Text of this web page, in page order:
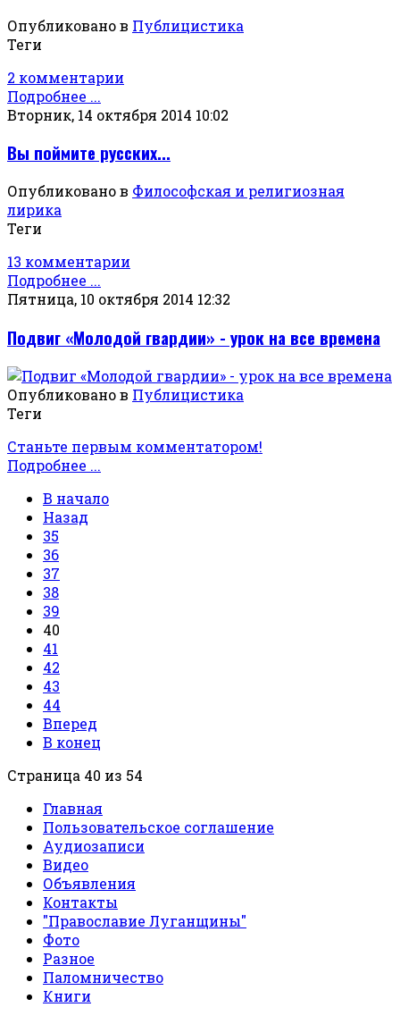
Опубликовано в Публицистика
Теги
2 комментарии
Подробнее ...
Вторник, 14 октября 2014 10:02
Вы поймите русских...
Опубликовано в Философская и религиозная
лирика
Теги
13 комментарии
Подробнее ...
Пятница, 10 октября 2014 12:32
Подвиг «Молодой гвардии» - урок на все времена
Опубликовано в Публицистика
Теги
Станьте первым комментатором!
Подробнее ...
В начало
Назад
35
36
37
38
39
40
41
42
43
44
Вперед
В конец
Страница 40 из 54
Главная
Пользовательское соглашение
Аудиозаписи
Видео
Объявления
Контакты
"Православие Луганщины"
Фото
Разное
Паломничество
Книги